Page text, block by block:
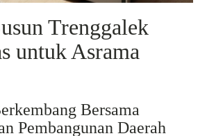
Trenggalek
untuk Asrama
Bersama
Pembangunan Daerah